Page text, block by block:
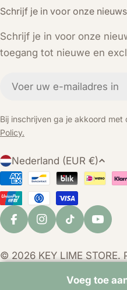
Schrijf je in voor onze
Schrijf je in voor onze
toegang tot nieuwe en
Bij inschrijven ga je akkoord met
Policy.
L
a
n
d
/
e
g
Nederland (EUR €)
Betaalmethoden
FacebookInstagram
TikTok
© 2026 KEY LIME STORE.
Voeg toe